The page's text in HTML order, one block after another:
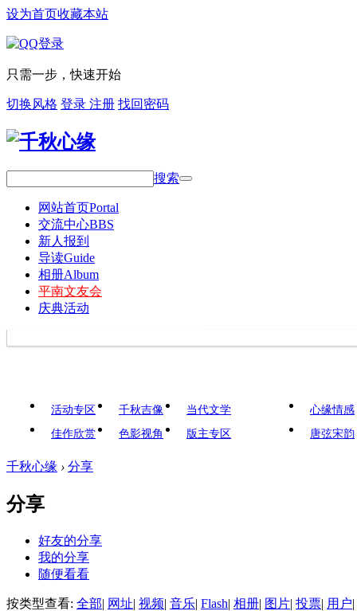
设为首页收藏本站
只需一步，快速开始
切换风格 登录 注册 找回密码
搜索
网站首页Portal
交流中心BBS
新人报到
导读Guide
相册Album
平南文友会
庆典活动
活动专区 千秋吉像
当代文学
佳作欣赏
色影视角 版主专区
心缘情感
唐弦宋韵
千秋心缘 › 分享
分享
好友的分享
我的分享
随便看看
按类型查看: 全部| 网址| 视频| 音乐| Flash| 相册| 图片| 投票| 用户|